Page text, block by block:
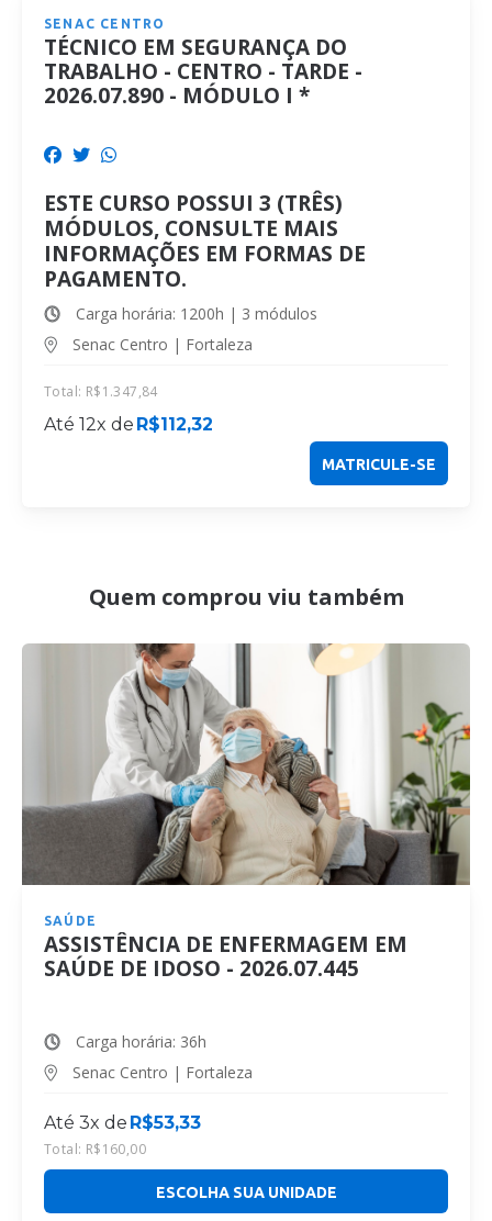
SENAC CENTRO
TÉCNICO EM SEGURANÇA DO
TRABALHO - CENTRO - TARDE -
2026.07.890 - MÓDULO I *
ESTE CURSO POSSUI 3 (TRÊS)
MÓDULOS, CONSULTE MAIS
INFORMAÇÕES EM FORMAS DE
PAGAMENTO.
Carga horária: 1200h | 3 módulos
Senac Centro | Fortaleza
Total: R$1.347,84
Até 12x de R$112,32
MATRICULE-SE
Quem comprou viu também
SAÚDE
ASSISTÊNCIA DE ENFERMAGEM EM
SAÚDE DE IDOSO - 2026.07.445
Carga horária: 36h
Senac Centro | Fortaleza
Até 3x de R$53,33
Total: R$160,00
ESCOLHA SUA UNIDADE